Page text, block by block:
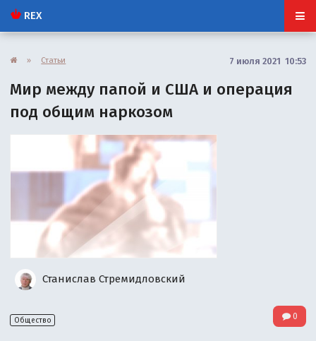
REX
» Статьи 7 июля 2021 10:53
Мир между папой и США и операция
под общим наркозом
Станислав Стремидловский
Общество 0